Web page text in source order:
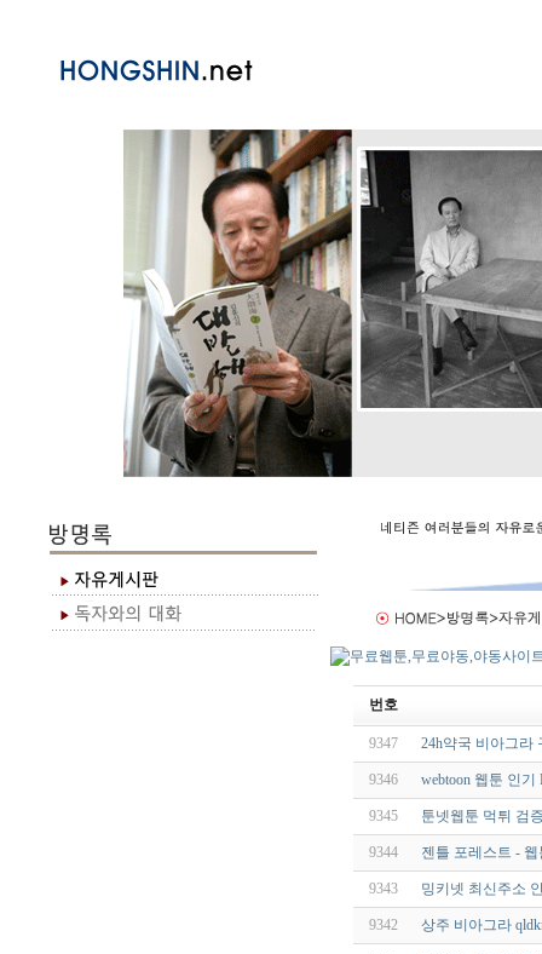
번호
9347 24h약국 비아그라
9346 webtoon 웹툰 인
9345 툰넷웹툰 먹튀 검
9344 젠틀 포레스트 -
9343 밍키넷 최신주소
9342 상주 비아그라